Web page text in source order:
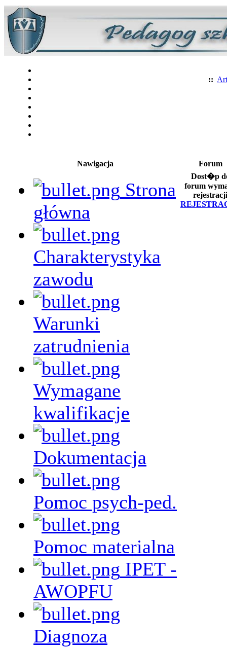
::
Nawigacja
Strona
główna
Charakterystyka
zawodu
Warunki
zatrudnienia
Wymagane
kwalifikacje
Dokumentacja
Pomoc psych-ped.
Pomoc materialna
IPET -
AWOPFU
Diagnoza
Forum
Dost�p
forum
rejestracji